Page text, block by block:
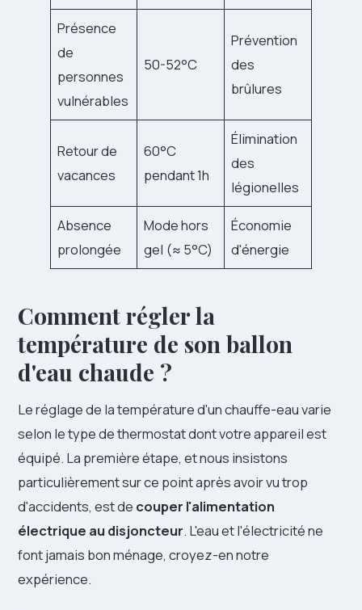
Présence
de
personnes
vulnérables
50-52°C
Prévention
des
brûlures
Retour de
vacances
60°C
pendant 1h
Élimination
des
légionelles
Absence
prolongée
Mode hors
gel (≈ 5°C)
Économie
d'énergie
Comment régler la
température de son ballon
d'eau chaude ?
Le réglage de la température d'un chauffe-eau varie
selon le type de thermostat dont votre appareil est
équipé. La première étape, et nous insistons
particulièrement sur ce point après avoir vu trop
d'accidents, est de couper l'alimentation
électrique au disjoncteur. L'eau et l'électricité ne
font jamais bon ménage, croyez-en notre
expérience.